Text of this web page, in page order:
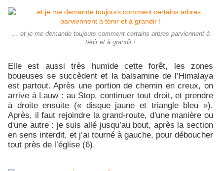
… et je me demande toujours comment certains arbres parviennent à
tenir et à grandir !
Elle est aussi très humide cette forêt, les zones
boueuses se succèdent et la balsamine de l’Himalaya
est partout. Après une portion de chemin en creux, on
arrive à Lauw : au Stop, continuer tout droit, et prendre
à droite ensuite (« disque jaune et triangle bleu »).
Après, il faut rejoindre la grand-route, d'une manière ou
d'une autre : je suis allé jusqu’au bout, après la section
en sens interdit, et j’ai tourné à gauche, pour déboucher
tout près de l’église (6).